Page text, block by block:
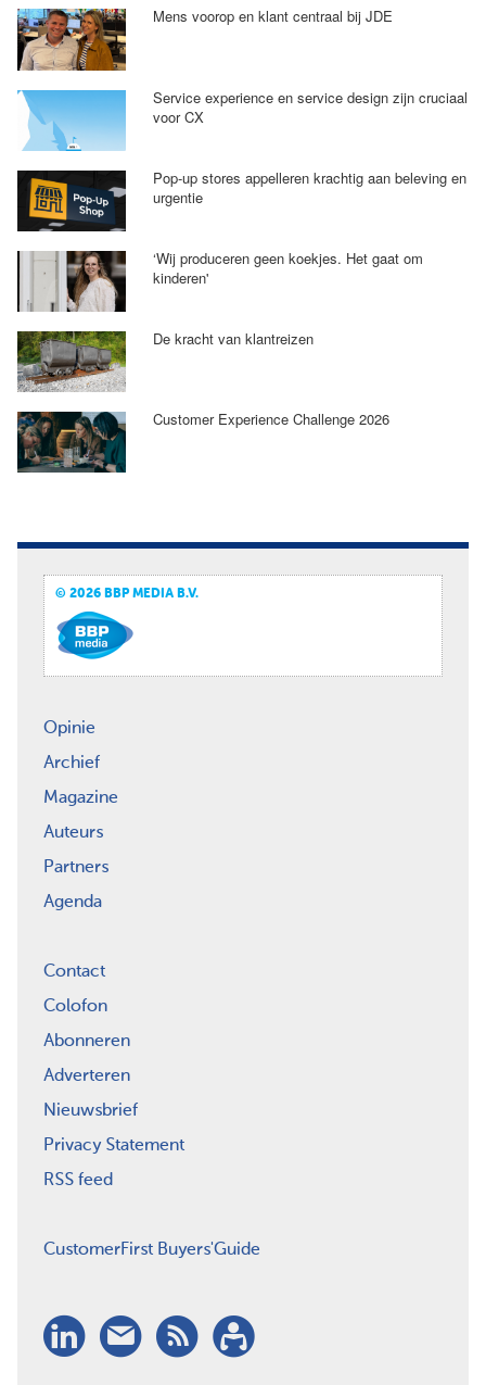
Mens voorop en klant centraal bij JDE
Service experience en service design zijn cruciaal
voor CX
Pop-up stores appelleren krachtig aan beleving en
urgentie
‘Wij produceren geen koekjes. Het gaat om
kinderen'
De kracht van klantreizen
Customer Experience Challenge 2026
© 2026 BBP MEDIA B.V.
Opinie
Archief
Magazine
Auteurs
Partners
Agenda
Contact
Colofon
Abonneren
Adverteren
Nieuwsbrief
Privacy Statement
RSS feed
CustomerFirst Buyers'Guide
LinkedIn
Nieuwsbrief
RSSAbonneren